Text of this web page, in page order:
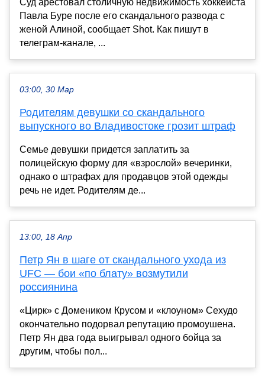
Суд арестовал столичную недвижимость хоккеиста
Павла Буре после его скандального развода с
женой Алиной, сообщает Shot. Как пишут в
телеграм-канале, ...
03:00, 30 Мар
Родителям девушки со скандального
выпускного во Владивостоке грозит штраф
Семье девушки придется заплатить за
полицейскую форму для «взрослой» вечеринки,
однако о штрафах для продавцов этой одежды
речь не идет. Родителям де...
13:00, 18 Апр
Петр Ян в шаге от скандального ухода из
UFC — бои «по блату» возмутили
россиянина
«Цирк» с Домеником Крусом и «клоуном» Сехудо
окончательно подорвал репутацию промоушена.
Петр Ян два года выигрывал одного бойца за
другим, чтобы пол...